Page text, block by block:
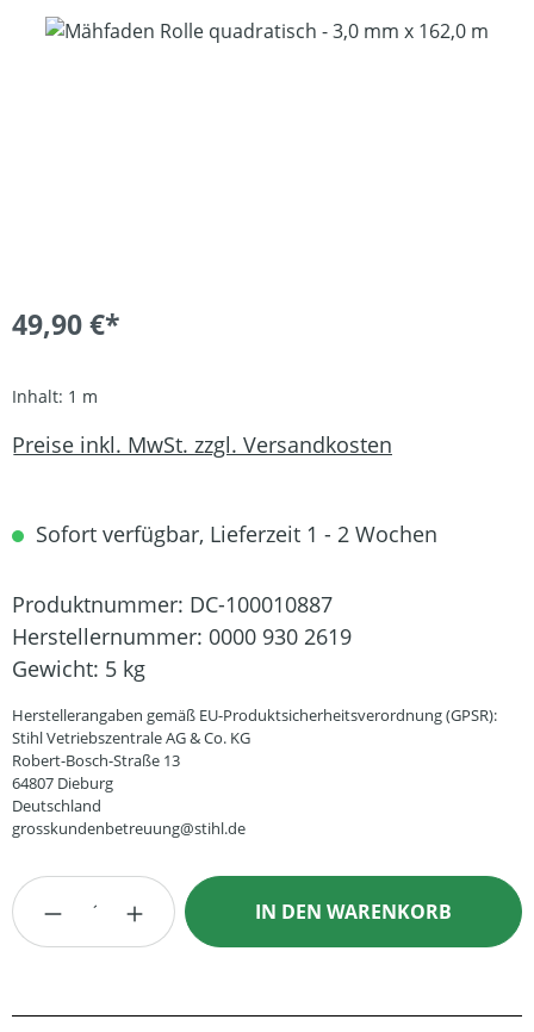
Bildergalerie überspringen
49,90 €*
Inhalt: 1 m
Preise inkl. MwSt. zzgl. Versandkosten
Sofort verfügbar, Lieferzeit 1 - 2 Wochen
Produktnummer: DC-100010887
Herstellernummer: 0000 930 2619
Gewicht: 5 kg
Herstellerangaben gemäß EU-Produktsicherheitsverordnung (GPSR):
Stihl Vetriebszentrale AG & Co. KG
Robert-Bosch-Straße 13
64807 Dieburg
Deutschland
grosskundenbetreuung@stihl.de
Produkt Anzahl: Gib den gewünschten
IN DEN WARENKORB